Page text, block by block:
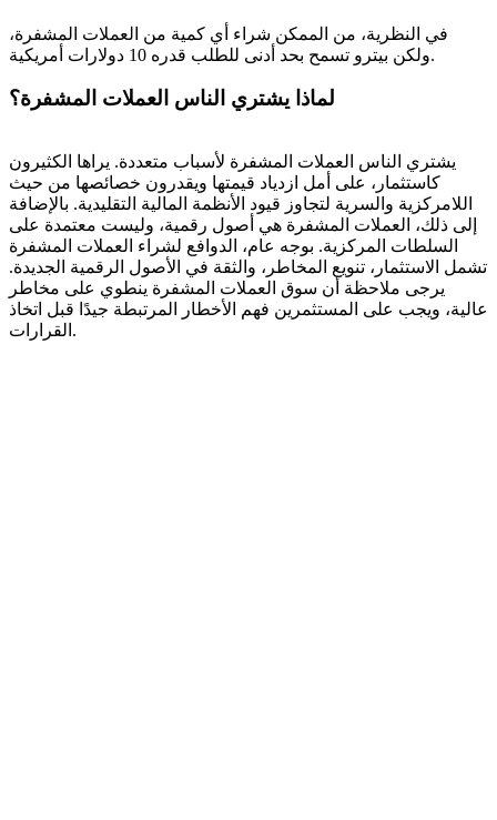
في النظرية، من الممكن شراء أي كمية من العملات المشفرة،
ولكن بيترو تسمح بحد أدنى للطلب قدره 10 دولارات أمريكية.
لماذا يشتري الناس العملات المشفرة؟
يشتري الناس العملات المشفرة لأسباب متعددة. يراها الكثيرون
كاستثمار، على أمل ازدياد قيمتها ويقدرون خصائصها من حيث
اللامركزية والسرية لتجاوز قيود الأنظمة المالية التقليدية. بالإضافة
إلى ذلك، العملات المشفرة هي أصول رقمية، وليست معتمدة على
السلطات المركزية. بوجه عام، الدوافع لشراء العملات المشفرة
تشمل الاستثمار، تنويع المخاطر، والثقة في الأصول الرقمية الجديدة.
يرجى ملاحظة أن سوق العملات المشفرة ينطوي على مخاطر
عالية، ويجب على المستثمرين فهم الأخطار المرتبطة جيدًا قبل اتخاذ
القرارات.